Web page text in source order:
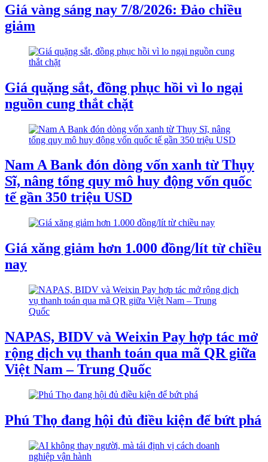
Giá vàng sáng nay 7/8/2026: Đảo chiều
giảm
Giá quặng sắt, đồng phục hồi vì lo ngại
nguồn cung thắt chặt
Nam A Bank đón dòng vốn xanh từ Thụy
Sĩ, nâng tổng quy mô huy động vốn quốc
tế gần 350 triệu USD
Giá xăng giảm hơn 1.000 đồng/lít từ chiều
nay
NAPAS, BIDV và Weixin Pay hợp tác mở
rộng dịch vụ thanh toán qua mã QR giữa
Việt Nam – Trung Quốc
Phú Thọ đang hội đủ điều kiện để bứt phá